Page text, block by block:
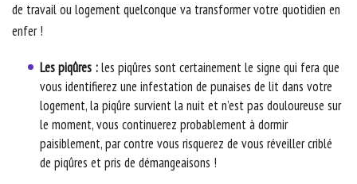
de travail ou logement quelconque va transformer votre quotidien en
enfer !
Les piqûres :les piqûres sont certainement le signe qui fera que
vous identifierez une infestation de punaises de lit dans votre
logement, la piqûre survient la nuit et n’est pas douloureuse sur
le moment, vous continuerez probablement à dormir
paisiblement, par contre vous risquerez de vous réveiller criblé
de piqûres et pris de démangeaisons !